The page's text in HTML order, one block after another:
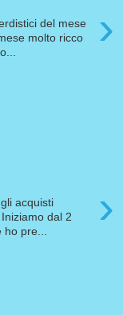
›
del mese
molto ricco
›
acquisti
dal 2
ho pre...